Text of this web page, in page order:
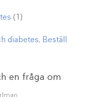
(1)
diabetes, Beställ